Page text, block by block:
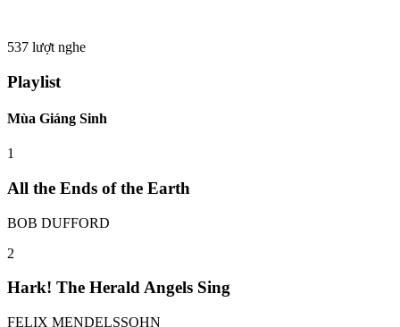
537 lượt nghe
Playlist
Mùa Giáng Sinh
1
All the Ends of the Earth
BOB DUFFORD
2
Hark! The Herald Angels Sing
FELIX MENDELSSOHN